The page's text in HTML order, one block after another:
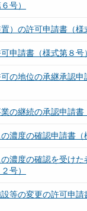
号）
）の許可申請書（様
申請書（様式第８号）
の地位の承継承認申
の継続の承認申請書
濃度の確認申請書（
濃度の確認を受けた
号）
等の変更の許可申請